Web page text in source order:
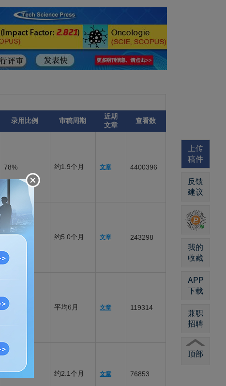
录用比例 审稿周期
近期
文章
查看数
78% 约1.9个月 文章 4400396
容易 约5.0个月 文章 243298
约25% 平均6月 文章 119314
约40% 约2.1个月 文章 76853
上传
稿件
反馈
建议
我的
收藏
APP
下载
兼职
招聘
顶部